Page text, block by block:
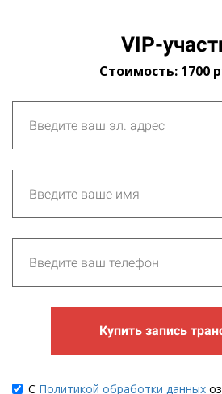
Ссылка на это место страницы:#1
VIP-
Стоимость: 1700
Купить запись
С Политикой обработки данных